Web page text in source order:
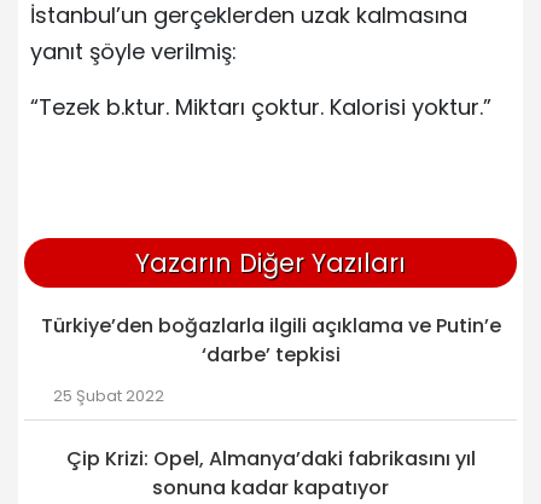
İstanbul’un gerçeklerden uzak kalmasına
yanıt şöyle verilmiş:
“Tezek b.ktur. Miktarı çoktur. Kalorisi yoktur.”
Yazarın Diğer Yazıları
Türkiye’den boğazlarla ilgili açıklama ve Putin’e
‘darbe’ tepkisi
25 Şubat 2022
Çip Krizi: Opel, Almanya’daki fabrikasını yıl
sonuna kadar kapatıyor